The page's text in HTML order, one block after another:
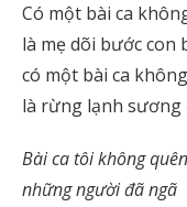
Có một bài ca
là mẹ dõi bước con
có một bài ca
là rừng lạnh
Bài ca tôi không
những người đã ngã